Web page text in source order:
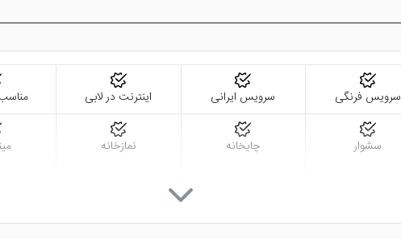
سرویس فرنگی سرویس ایرانی اینترنت در لابی
سشوار چایخانه نمازخانه